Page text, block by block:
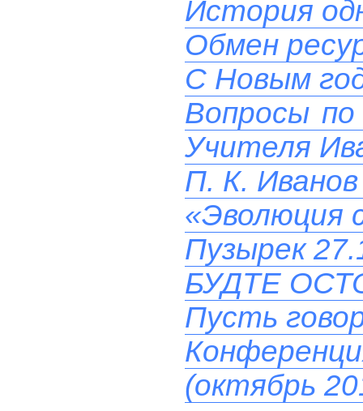
История
Обмен
C Новым
Вопросы по
Учителя
П. К.
«Эволюция
Пузырек
БУДТЕ
Пусть
(октябрь